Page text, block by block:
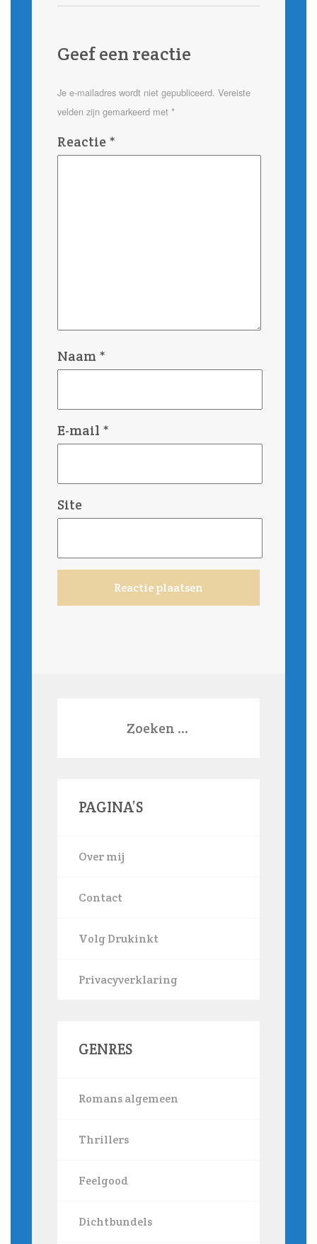
Geef een reactie
Je e-mailadres wordt niet gepubliceerd. Vereiste
velden zijn gemarkeerd met *
Reactie *
Naam *
E-mail *
Site
PAGINA’S
Over mij
Contact
Volg Drukinkt
Privacyverklaring
GENRES
Romans algemeen
Thrillers
Feelgood
Dichtbundels